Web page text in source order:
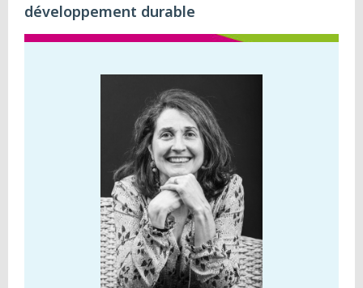
développement durable